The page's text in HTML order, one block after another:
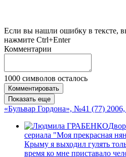
Если вы нашли ошибку в тексте,
нажмите Ctrl+Enter
Комментарии
1000 символов осталось
Комментировать
Показать еще
«Бульвар Гордона», №41 (77) 2006,
сериала "Моя прекрасная
Крыму я выходил гулять
время ко мне приставало